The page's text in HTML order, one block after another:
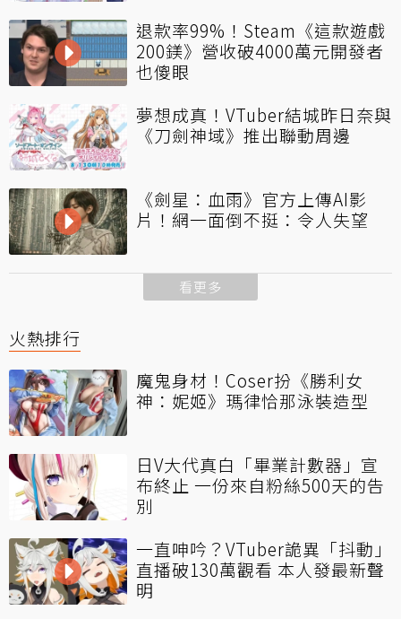
退款率99%！Steam《這款遊戲
200鎂》營收破4000萬元開發者
也傻眼
夢想成真！VTuber結城昨日奈與
《刀劍神域》推出聯動周邊
《劍星：血雨》官方上傳AI影
片！網一面倒不挺：令人失望
看更多
火熱排行
魔鬼身材！Coser扮《勝利女
神：妮姬》瑪律恰那泳裝造型
日V大代真白「畢業計數器」宣
布終止 一份來自粉絲500天的告
別
一直呻吟？VTuber詭異「抖動」
直播破130萬觀看 本人發最新聲
明